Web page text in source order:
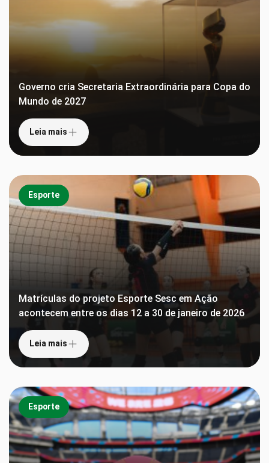
Governo cria Secretaria Extraordinária para Copa do
Mundo de 2027
Leia mais
Esporte
Matrículas do projeto Esporte Sesc em Ação
acontecem entre os dias 12 a 30 de janeiro de 2026
Leia mais
Esporte